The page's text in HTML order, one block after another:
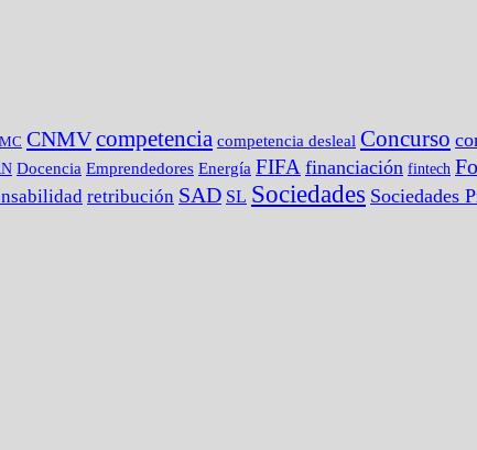
CNMVcompetencia competencia desleal Concurso
Docencia Emprendedores Energía FIFA financiación fintech
retribución SAD SL Sociedades Sociedades